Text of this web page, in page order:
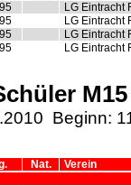
LG Eintracht
LG Eintracht
LG Eintracht
LG Eintracht
Beginn:
Nat. Verein